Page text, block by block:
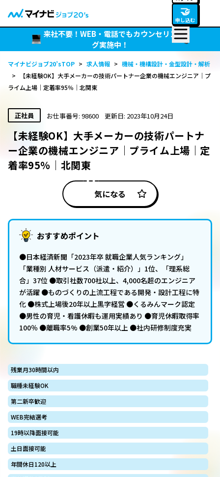
🤝
申し込む
来社不要！WEB・電話でもカウンセリン
グ実施中！
マイナビジョブ20’sTOP > 求人情報 > 機械・機構設計・金型設計・解析
>
【未経験OK】大手メーカーの技術パートナー企業の機械エンジニア｜プ
ライム上場｜定着率95％｜北関東
正社員 お仕事番号: 98600 更新日: 2023年10月24日
【未経験OK】大手メーカーの技術パートナ
ー企業の機械エンジニア｜プライム上場｜定
着率95％｜北関東
気になる
おすすめポイント
●日本経済新聞「2023年卒 就職企業人気ランキング」
「業種別 人材サービス（派遣・紹介）」1位、「理系総
合」37位 ●取引社数700社以上、4,000名超のエンジニア
が活躍 ●ものづくりの上流工程である開発・設計工程に特
化 ●株式上場後20年以上黒字経営 ●くるみんマーク認定
●男性の育児・看護休暇も運用実績あり ●育児休暇取得率
100％ ●離職率5% ●創業50年以上 ●社内研修制度充実
残業月30時間以内
職種未経験OK
第二新卒歓迎
WEB完結選考
19時以降面接可能
土日面接可能
年間休日120以上